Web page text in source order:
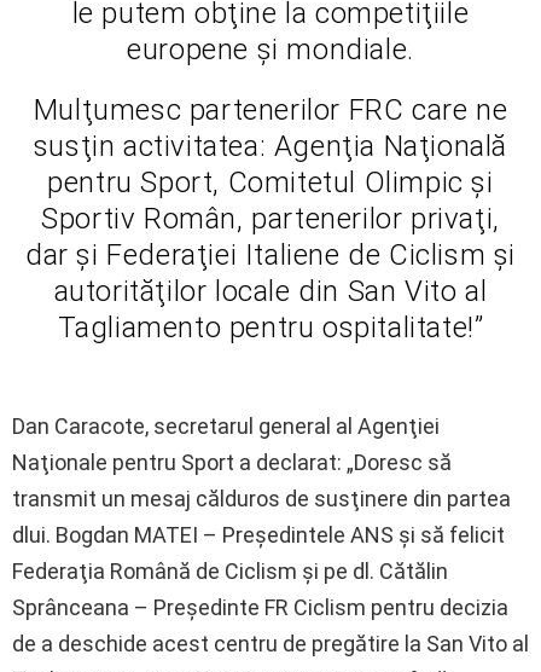
le putem obţine la competiţiile
europene şi mondiale.
Mulţumesc partenerilor FRC care ne
susţin activitatea: Agenţia Naţională
pentru Sport, Comitetul Olimpic şi
Sportiv Român, partenerilor privaţi,
dar şi Federaţiei Italiene de Ciclism şi
autorităţilor locale din San Vito al
Tagliamento pentru ospitalitate!”
Dan Caracote, secretarul general al Agenţiei
Naţionale pentru Sport a declarat: „Doresc să
transmit un mesaj călduros de susţinere din partea
dlui. Bogdan MATEI – Preşedintele ANS şi să felicit
Federaţia Română de Ciclism şi pe dl. Cătălin
Sprânceana – Preşedinte FR Ciclism pentru decizia
de a deschide acest centru de pregătire la San Vito al